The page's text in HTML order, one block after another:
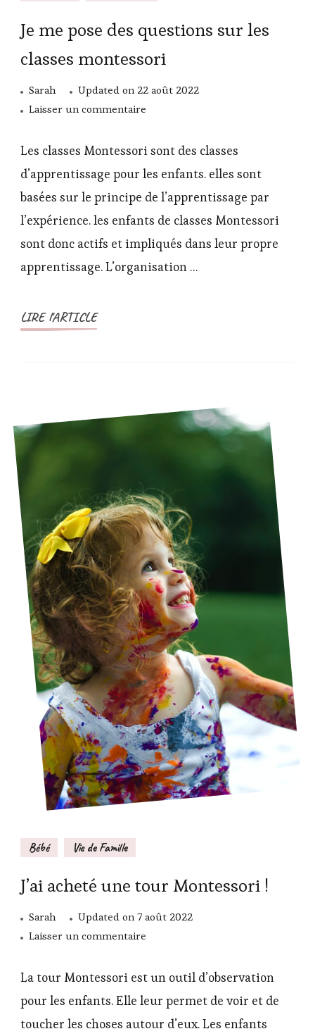
Je me pose des questions sur les
classes montessori
Sarah Updated on 22 août 2022
Laisser un commentaire
me
questions
sur
les
classes
Les classes Montessori sont des classes
d’apprentissage pour les enfants. elles sont
basées sur le principe de l’apprentissage par
l’expérience. les enfants de classes Montessori
sont donc actifs et impliqués dans leur propre
apprentissage. L’organisation …
LIRE l'ARTICLE
Bébé Vie de Famille
J’ai acheté une tour Montessori !
Sarah Updated on7 août 2022
Laisser un commentaire
acheté
tour
Montessori
La tour Montessori est un outil d’observation
pour les enfants. Elle leur permet de voir et de
toucher les choses autour d’eux. Les enfants